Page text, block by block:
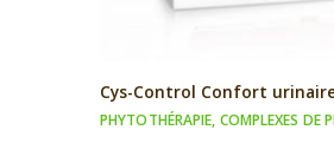
Cys-Control Confort
PHYTOTHÉRAPIE, COMPLEXES DE